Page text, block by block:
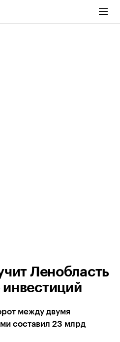
Ленобласть
между двумя
составил 23 млрд